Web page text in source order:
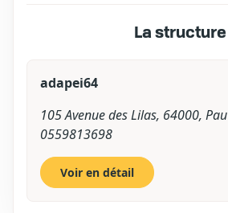
La structure
adapei64
105 Avenue des Lilas, 64000, Pau
0559813698
Voir en détail